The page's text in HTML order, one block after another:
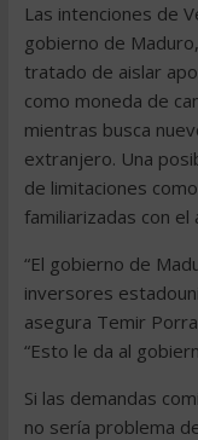
Las intenciones de
gobierno de
tratado de aislar
como moneda de
mientras busca
extranjero. Una
de limitaciones
familiarizadas con el
“El gobierno de
inversores
asegura Temir
“Esto le da al
Si las demandas
no sería problema